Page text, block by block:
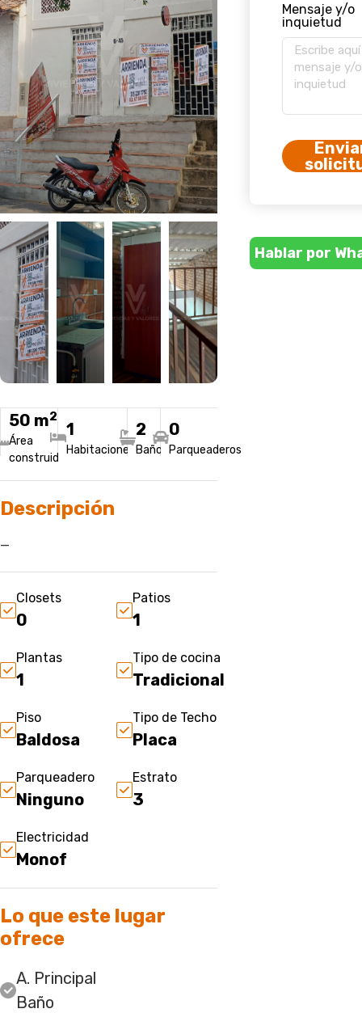
50 m2
Área
construida
1
Habitaciones
2
Baños
0
Parqueaderos
Descripción
—
Closets
0
Patios
1
Plantas
1
Tipo de cocina
Tradicional
Piso
Baldosa
Tipo de Techo
Placa
Parqueadero
Ninguno
Estrato
3
Electricidad
Monof
Lo que este lugar
ofrece
A. Principal
Baño
Mensaje y/o
inquietud
Hablar por